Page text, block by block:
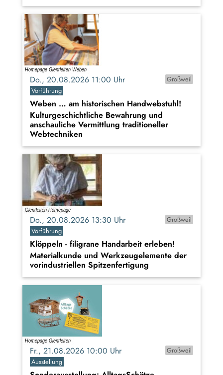
Do., 20.08.2026 11:00 Uhr
Großweil
Vorführung
Weben … am historischen Handwebstuhl!
Kulturgeschichtliche Bewahrung und
anschauliche Vermittlung traditioneller
Webtechniken
Do., 20.08.2026 13:30 Uhr
Großweil
Vorführung
Klöppeln - filigrane Handarbeit erleben!
Materialkunde und Werkzeugelemente der
vorindustriellen Spitzenfertigung
Fr., 21.08.2026 10:00 Uhr
Großweil
Ausstellung